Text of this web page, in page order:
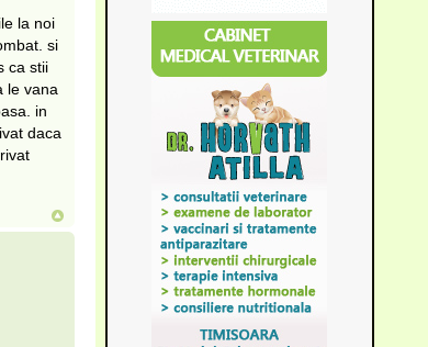
la noi
si
ca stii
le vana
in
daca